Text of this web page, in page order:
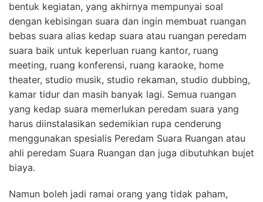
bentuk kegiatan, yang akhirnya mempunyai soal
dengan kebisingan suara dan ingin membuat ruangan
bebas suara alias kedap suara atau ruangan peredam
suara baik untuk keperluan ruang kantor, ruang
meeting, ruang konferensi, ruang karaoke, home
theater, studio musik, studio rekaman, studio dubbing,
kamar tidur dan masih banyak lagi. Semua ruangan
yang kedap suara memerlukan peredam suara yang
harus diinstalasikan sedemikian rupa cenderung
menggunakan spesialis Peredam Suara Ruangan atau
ahli peredam Suara Ruangan dan juga dibutuhkan bujet
biaya.
Namun boleh jadi ramai orang yang tidak paham,